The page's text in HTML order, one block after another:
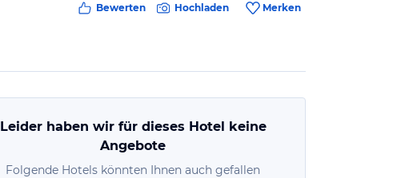
Bewerten Hochladen Merken
Leider haben wir für dieses Hotel keine
Angebote
Folgende Hotels könnten Ihnen auch gefallen